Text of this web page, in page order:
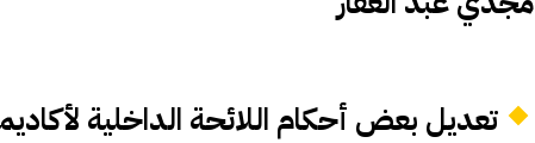
تعديل بعض أحكام اللائحة الداخلية